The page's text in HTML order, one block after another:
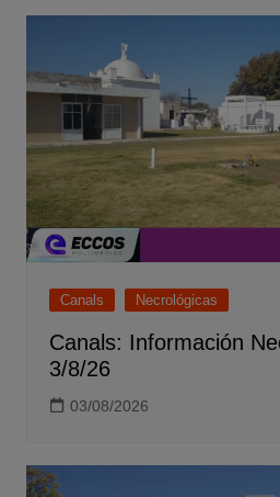
Canals Necrológicas
Canals: Información
3/8/26
03/08/2026